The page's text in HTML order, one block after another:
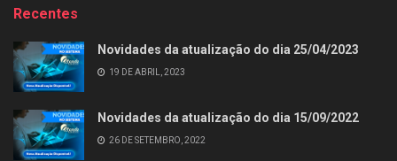
Recentes
Novidades da atualização do dia 25/04/2023
19 DE ABRIL, 2023
Novidades da atualização do dia 15/09/2022
26 DE SETEMBRO, 2022